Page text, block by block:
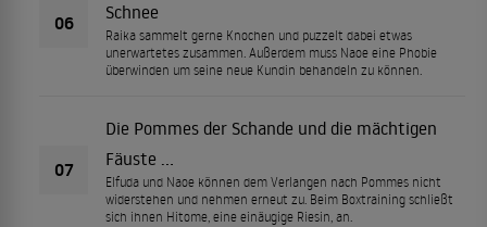
06
Schnee
Raika sammelt gerne Knochen und puzzelt dabei etwas
unerwartetes zusammen. Außerdem muss Naoe eine Phobie
überwinden um seine neue Kundin behandeln zu können.
07
Die Pommes der Schande und die mächtigen
Fäuste …
Elfuda und Naoe können dem Verlangen nach Pommes nicht
widerstehen und nehmen erneut zu. Beim Boxtraining schließt
sich ihnen Hitome, eine einäugige Riesin, an.